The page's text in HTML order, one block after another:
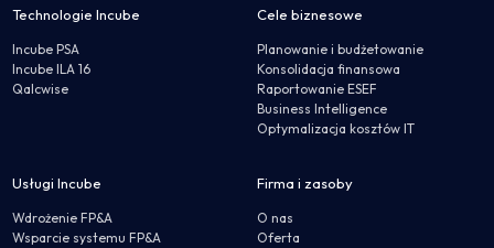
Technologie Incube
Incube PSA
Incube ILA 16
Qalcwise
Cele biznesowe
Planowanie i budżetowanie
Konsolidacja finansowa
Raportowanie ESEF
Business Intelligence
Optymalizacja kosztów IT
Usługi Incube
Wdrożenie FP&A
Wsparcie systemu FP&A
Firma i zasoby
O nas
Oferta